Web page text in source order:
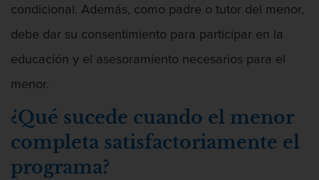
condicional. Además, como padre o tutor del menor,
debe dar su consentimiento para participar en la
educación y el asesoramiento necesarios para el
menor.
¿Qué sucede cuando el menor
completa satisfactoriamente el
programa?
Audiencias de Disposición
Aumento de Sentencia Para Pandillas